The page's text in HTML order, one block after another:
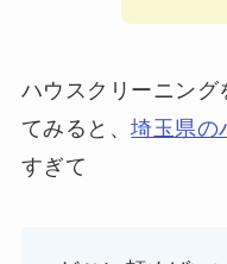
ハウスクリーニン
てみると、埼玉県の
すぎて